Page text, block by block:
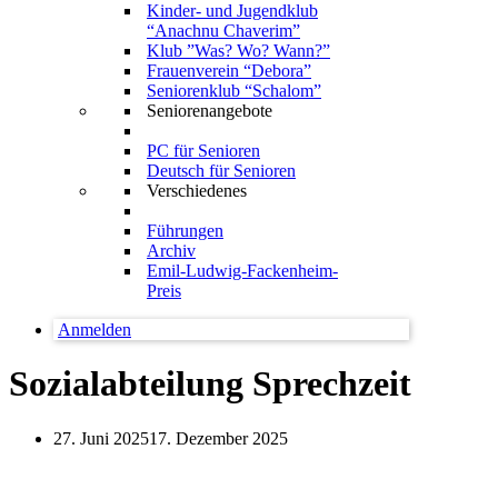
Kinder- und Jugendklub
“Anachnu Chaverim”
Klub ”Was? Wo? Wann?”
Frauenverein “Debora”
Seniorenklub “Schalom”
Seniorenangebote
PC für Senioren
Deutsch für Senioren
Verschiedenes
Führungen
Archiv
Emil-Ludwig-Fackenheim-
Preis
Anmelden
Sozialabteilung Sprechzeit
27. Juni 202517. Dezember 2025